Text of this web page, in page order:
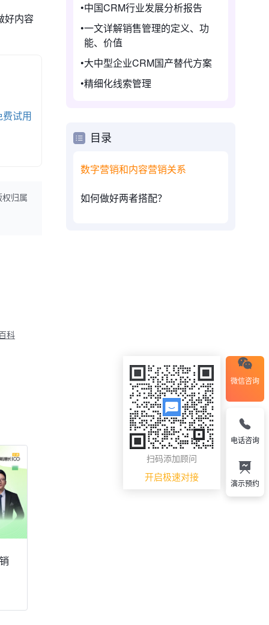
好内容
费试用
权归属
科
中国CRM行业发展分析报告
一文详解销售管理的定义、功
能、价值
大中型企业CRM国产替代方案
精细化线索管理
目录
数字营销和内容营销关系
如何做好两者搭配？
微信咨询
扫码添加顾问
开启极速对接
电话咨询
演示预约